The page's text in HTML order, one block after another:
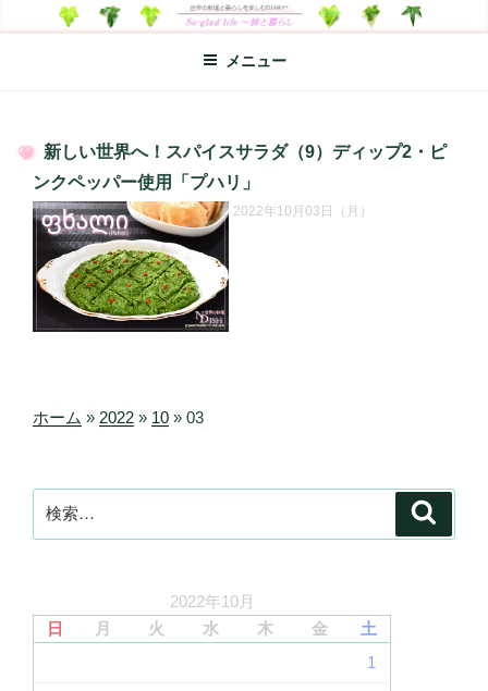
ン
ン
SO-GLAD LIFE～旅と暮らし
世界の料理のエッセイやレシピ、シンプルライフ、楽しい暮らしなどを
綴る、世界248か国を旅した松本あづさのDIARYです
メニュー
投
稿
日:
新しい世界へ！スパイスサラダ（9）ディップ2・ピ
ンクペッパー使用「プハリ」
2022年10月03日（月）
ホーム » 2022 » 10 » 03
索:
2022年10月
日
月 火 水 木 金
土
1